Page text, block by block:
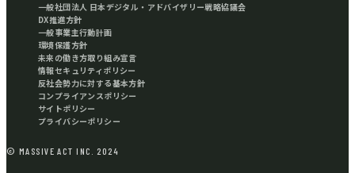
一般社団法人 日本デジタル・アドバイザリー戦略協議会
DX推進方針
一般事業主行動計画
環境保護方針
未来の働き方取り組み宣言
情報セキュリティポリシー
反社会勢力に対する基本方針
コンプライアンスポリシー
サイトポリシー
プライバシーポリシー
© MASSIVE ACT INC. 2024